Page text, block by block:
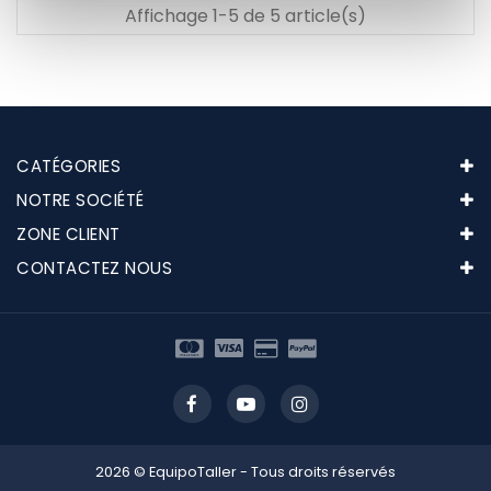
Affichage 1-5 de 5 article(s)
CATÉGORIES
NOTRE SOCIÉTÉ
ZONE CLIENT
CONTACTEZ NOUS
2026 © EquipoTaller - Tous droits réservés